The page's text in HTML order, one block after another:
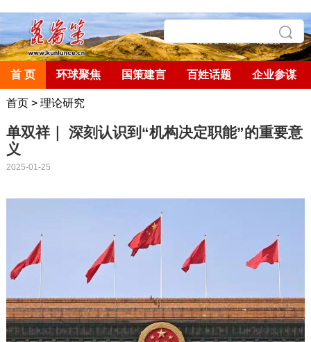
首 页 环球聚焦 国策建言 百姓话题 企业参谋
首页> 理论研究
单双祥｜ 深刻认识到“机构决定职能”的重要意
义
2025-01-25